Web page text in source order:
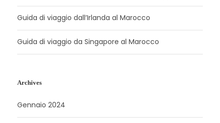
Guida di viaggio dall’Irlanda al Marocco
Guida di viaggio da Singapore al Marocco
Archives
Gennaio 2024